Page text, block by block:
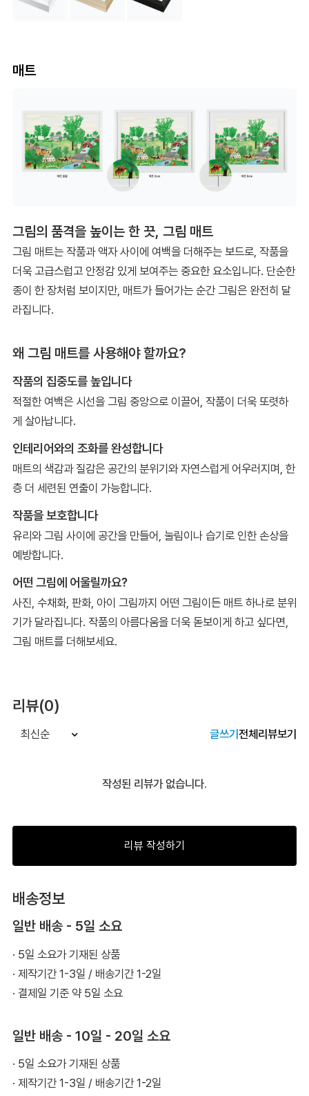
매트
그림의 품격을 높이는 한 끗, 그림 매트
그림 매트는 작품과 액자 사이에 여백을 더해주는 보드로, 작품을
더욱 고급스럽고 안정감 있게 보여주는 중요한 요소입니다. 단순한
종이 한 장처럼 보이지만, 매트가 들어가는 순간 그림은 완전히 달
라집니다.
왜 그림 매트를 사용해야 할까요?
작품의 집중도를 높입니다
적절한 여백은 시선을 그림 중앙으로 이끌어, 작품이 더욱 또렷하
게 살아납니다.
인테리어와의 조화를 완성합니다
매트의 색감과 질감은 공간의 분위기와 자연스럽게 어우러지며, 한
층 더 세련된 연출이 가능합니다.
작품을 보호합니다
유리와 그림 사이에 공간을 만들어, 눌림이나 습기로 인한 손상을
예방합니다.
어떤 그림에 어울릴까요?
사진, 수채화, 판화, 아이 그림까지 어떤 그림이든 매트 하나로 분위
기가 달라집니다. 작품의 아름다움을 더욱 돋보이게 하고 싶다면,
그림 매트를 더해보세요.
리뷰(0)
최신순 글쓰기전체리뷰보기
작성된 리뷰가 없습니다.
리뷰 작성하기
배송정보
일반 배송 - 5일 소요
· 5일 소요가 기재된 상품
· 제작기간 1-3일 / 배송기간 1-2일
· 결제일 기준 약 5일 소요
일반 배송 - 10일 - 20일 소요
· 5일 소요가 기재된 상품
· 제작기간 1-3일 / 배송기간 1-2일